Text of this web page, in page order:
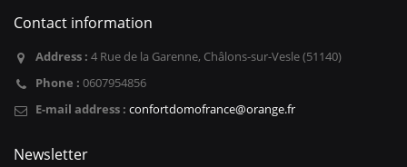
Contact information
Address : 4 Rue de la Garenne, Châlons-sur-Vesle (51140)
Phone : 0607954856
E-mail address : confortdomofrance@orange.fr
Newsletter